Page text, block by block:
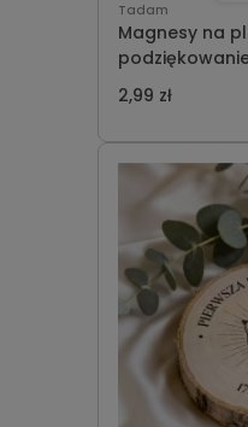
Tadam
Magnesy na
Komunii wzór 1
2,99 zł